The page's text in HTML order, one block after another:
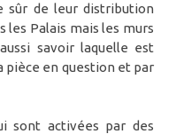
sûr de leur distribution
les Palais mais les murs
savoir laquelle est
pièce en question et par
sont activées par des